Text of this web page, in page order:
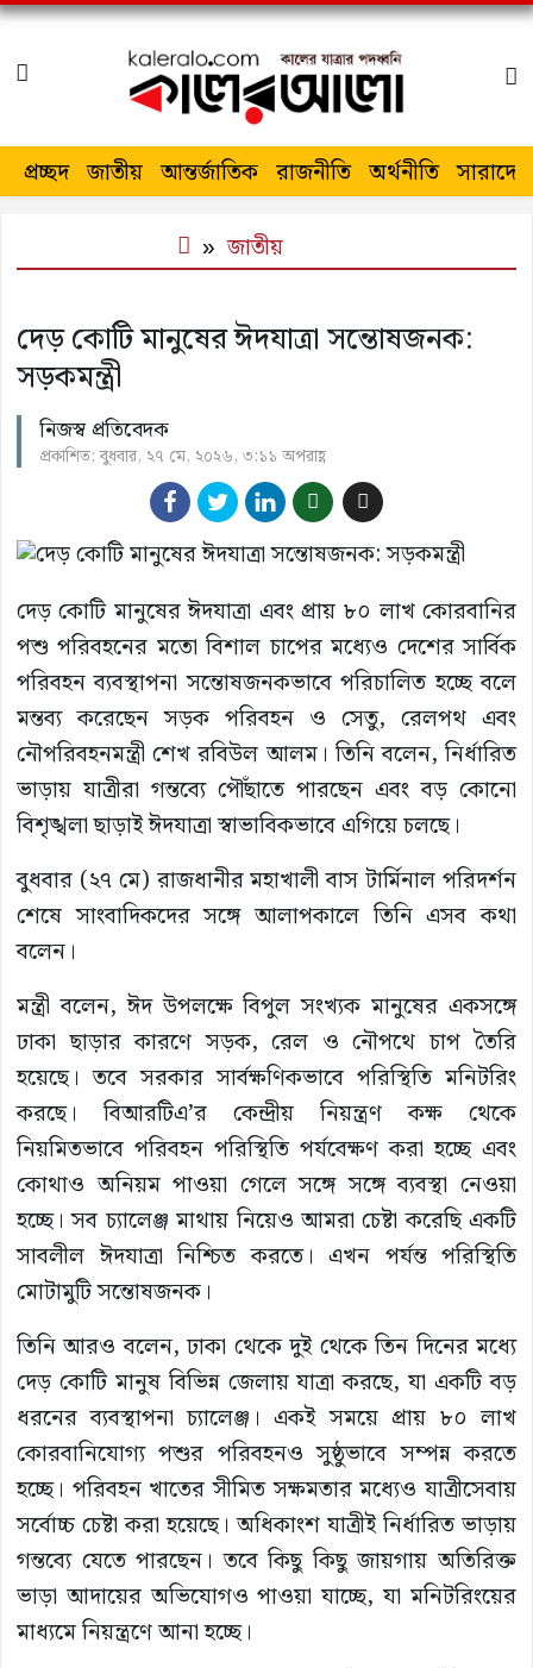
প্রচ্ছদ জাতীয় আন্তর্জাতিক রাজনীতি অর্থনীতি সারাদেশ
জাতীয়
দেড় কোটি মানুষের ঈদযাত্রা সন্তোষজনক:
সড়কমন্ত্রী
নিজস্ব প্রতিবেদক
প্রকাশিত: বুধবার, ২৭ মে, ২০২৬, ৩:১১ অপরাহ্ণ
দেড় কোটি মানুষের ঈদযাত্রা এবং প্রায় ৮০ লাখ কোরবানির
পশু পরিবহনের মতো বিশাল চাপের মধ্যেও দেশের সার্বিক
পরিবহন ব্যবস্থাপনা সন্তোষজনকভাবে পরিচালিত হচ্ছে বলে
মন্তব্য করেছেন সড়ক পরিবহন ও সেতু, রেলপথ এবং
নৌপরিবহনমন্ত্রী শেখ রবিউল আলম। তিনি বলেন, নির্ধারিত
ভাড়ায় যাত্রীরা গন্তব্যে পৌঁছাতে পারছেন এবং বড় কোনো
বিশৃঙ্খলা ছাড়াই ঈদযাত্রা স্বাভাবিকভাবে এগিয়ে চলছে।
বুধবার (২৭ মে) রাজধানীর মহাখালী বাস টার্মিনাল পরিদর্শন
শেষে সাংবাদিকদের সঙ্গে আলাপকালে তিনি এসব কথা
বলেন।
মন্ত্রী বলেন, ঈদ উপলক্ষে বিপুল সংখ্যক মানুষের একসঙ্গে
ঢাকা ছাড়ার কারণে সড়ক, রেল ও নৌপথে চাপ তৈরি
হয়েছে। তবে সরকার সার্বক্ষণিকভাবে পরিস্থিতি মনিটরিং
করছে। বিআরটিএ’র কেন্দ্রীয় নিয়ন্ত্রণ কক্ষ থেকে
নিয়মিতভাবে পরিবহন পরিস্থিতি পর্যবেক্ষণ করা হচ্ছে এবং
কোথাও অনিয়ম পাওয়া গেলে সঙ্গে সঙ্গে ব্যবস্থা নেওয়া
হচ্ছে। সব চ্যালেঞ্জ মাথায় নিয়েও আমরা চেষ্টা করেছি একটি
সাবলীল ঈদযাত্রা নিশ্চিত করতে। এখন পর্যন্ত পরিস্থিতি
মোটামুটি সন্তোষজনক।
তিনি আরও বলেন, ঢাকা থেকে দুই থেকে তিন দিনের মধ্যে
দেড় কোটি মানুষ বিভিন্ন জেলায় যাত্রা করছে, যা একটি বড়
ধরনের ব্যবস্থাপনা চ্যালেঞ্জ। একই সময়ে প্রায় ৮০ লাখ
কোরবানিযোগ্য পশুর পরিবহনও সুষ্ঠুভাবে সম্পন্ন করতে
হচ্ছে। পরিবহন খাতের সীমিত সক্ষমতার মধ্যেও যাত্রীসেবায়
সর্বোচ্চ চেষ্টা করা হয়েছে। অধিকাংশ যাত্রীই নির্ধারিত ভাড়ায়
গন্তব্যে যেতে পারছেন। তবে কিছু কিছু জায়গায় অতিরিক্ত
ভাড়া আদায়ের অভিযোগও পাওয়া যাচ্ছে, যা মনিটরিংয়ের
মাধ্যমে নিয়ন্ত্রণে আনা হচ্ছে।